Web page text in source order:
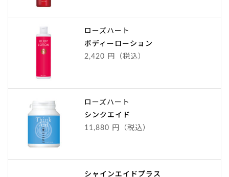
ローズハート
ボディーローション
2,420 円（税込）
ローズハート
シンクエイド
11,880 円（税込）
シャインエイドプラス